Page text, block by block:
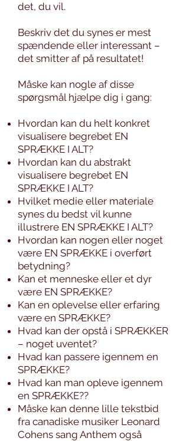
det, du vil.
Beskriv det du synes er mest
spændende eller interessant –
det smitter af på resultatet!
Måske kan nogle af disse
spørgsmål hjælpe dig i gang:
Hvordan kan du helt konkret
visualisere begrebet EN
SPRÆKKE I ALT?
Hvordan kan du abstrakt
visualisere begrebet EN
SPRÆKKE I ALT?
Hvilket medie eller materiale
synes du bedst vil kunne
illustrere EN SPRÆKKE I ALT?
Hvordan kan nogen eller noget
være EN SPRÆKKE i overført
betydning?
Kan et menneske eller et dyr
være EN SPRÆKKE?
Kan en oplevelse eller erfaring
være en SPRÆKKE?
Hvad kan der opstå i SPRÆKKER
– noget uventet?
Hvad kan passere igennem en
SPRÆKKE?
Hvad kan man opleve igennem
en SPRÆKKE??
Måske kan denne lille tekstbid
fra canadiske musiker Leonard
Cohens sang Anthem også